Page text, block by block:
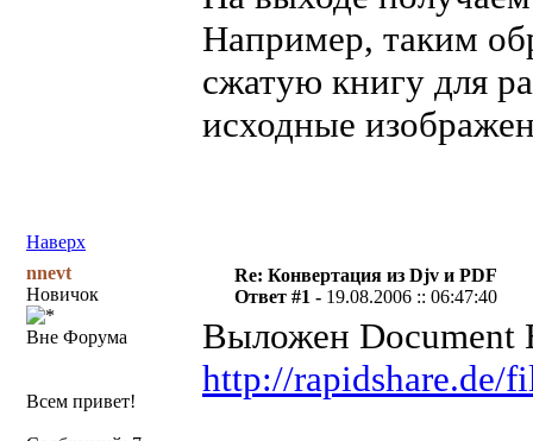
Например, таким
сжатую книгу для
исходные
Наверх
nnevt
Новичок
Вне Форума
Всем привет!
Re: Конвертация из Djv и PDF
Ответ #1 - 19.08.2006 :: 06:47:40
Выложен Document
http://rapidshare.de/